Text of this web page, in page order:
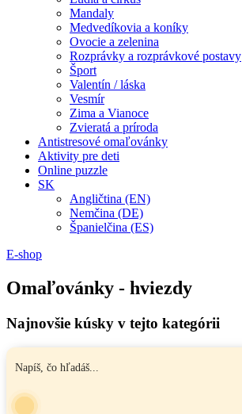
Mandaly
Medvedíkovia a koníky
Ovocie a zelenina
Rozprávky a rozprávkové postavy
Šport
Valentín / láska
Vesmír
Zima a Vianoce
Zvieratá a príroda
Antistresové omaľovánky
Aktivity pre deti
Online puzzle
SK
Angličtina (EN)
Nemčina (DE)
Španielčina (ES)
E-shop
Omaľovánky - hviezdy
Najnovšie kúsky v tejto kategórii